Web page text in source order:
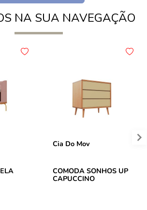
NA SUA NAVEGAÇÃO
Cia Do Mov
COMODA SONHOS UP
CAPUCCINO